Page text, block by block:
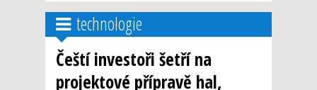
technologie
Čeští investoři šetří na
projektové přípravě hal,